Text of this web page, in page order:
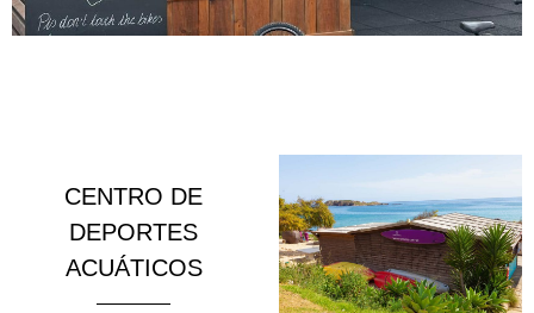
CENTRO DE
DEPORTES
ACUÁTICOS